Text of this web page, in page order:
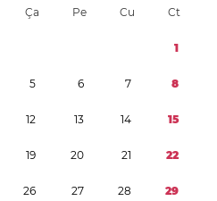
Ça Pe Cu Ct
1
5 6 7 8
12 13 14 15
19 20 21 22
26 27 28 29